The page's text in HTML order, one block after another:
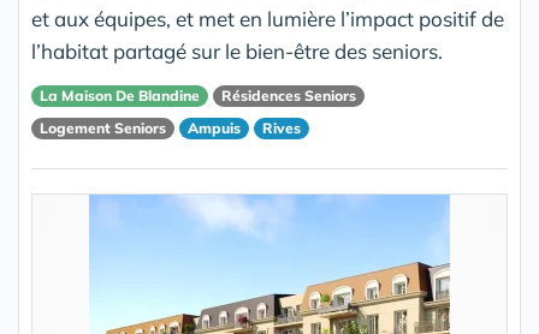
et aux équipes, et met en lumière l’impact positif de
l’habitat partagé sur le bien-être des seniors.
La Maison De Blandine
Résidences Seniors
Logement Seniors
Ampuis Rives